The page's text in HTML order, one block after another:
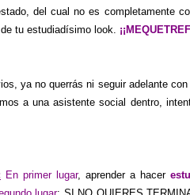
del cual no es completamente
tu estudiadísimo look.
ya no querrás ni seguir adelante
a una asistente social dentro,
En primer lugar, aprender a hacer